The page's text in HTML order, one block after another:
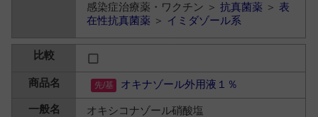
感染症治療薬・ワクチン ＞抗真菌薬 ＞表
在性抗真菌薬 ＞ イミダゾール系
オキナゾール外用液１％
オキシコナゾール硝酸塩